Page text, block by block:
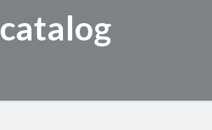
catalog